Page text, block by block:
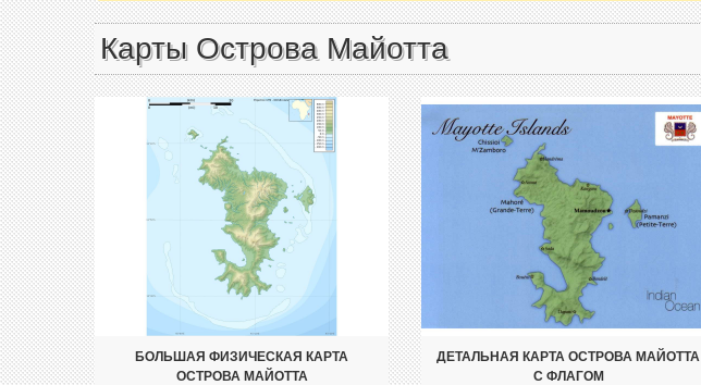
Карты Острова Майотта
БОЛЬШАЯ ФИЗИЧЕСКАЯ КАРТА
ОСТРОВА МАЙОТТА
ДЕТАЛЬНАЯ КАРТА ОСТРОВА МАЙОТТА
С ФЛАГОМ